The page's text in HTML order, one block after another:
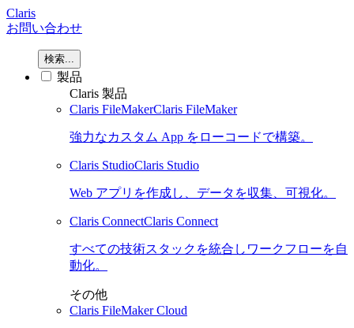
Claris
お問い合わせ
検索...
製品
Claris 製品
Claris FileMakerClaris FileMaker
強力なカスタム App をローコードで構築。
Claris StudioClaris Studio
Web アプリを作成し、データを収集、可視化。
Claris ConnectClaris Connect
すべての技術スタックを統合しワークフローを自
動化。
その他
Claris FileMaker Cloud